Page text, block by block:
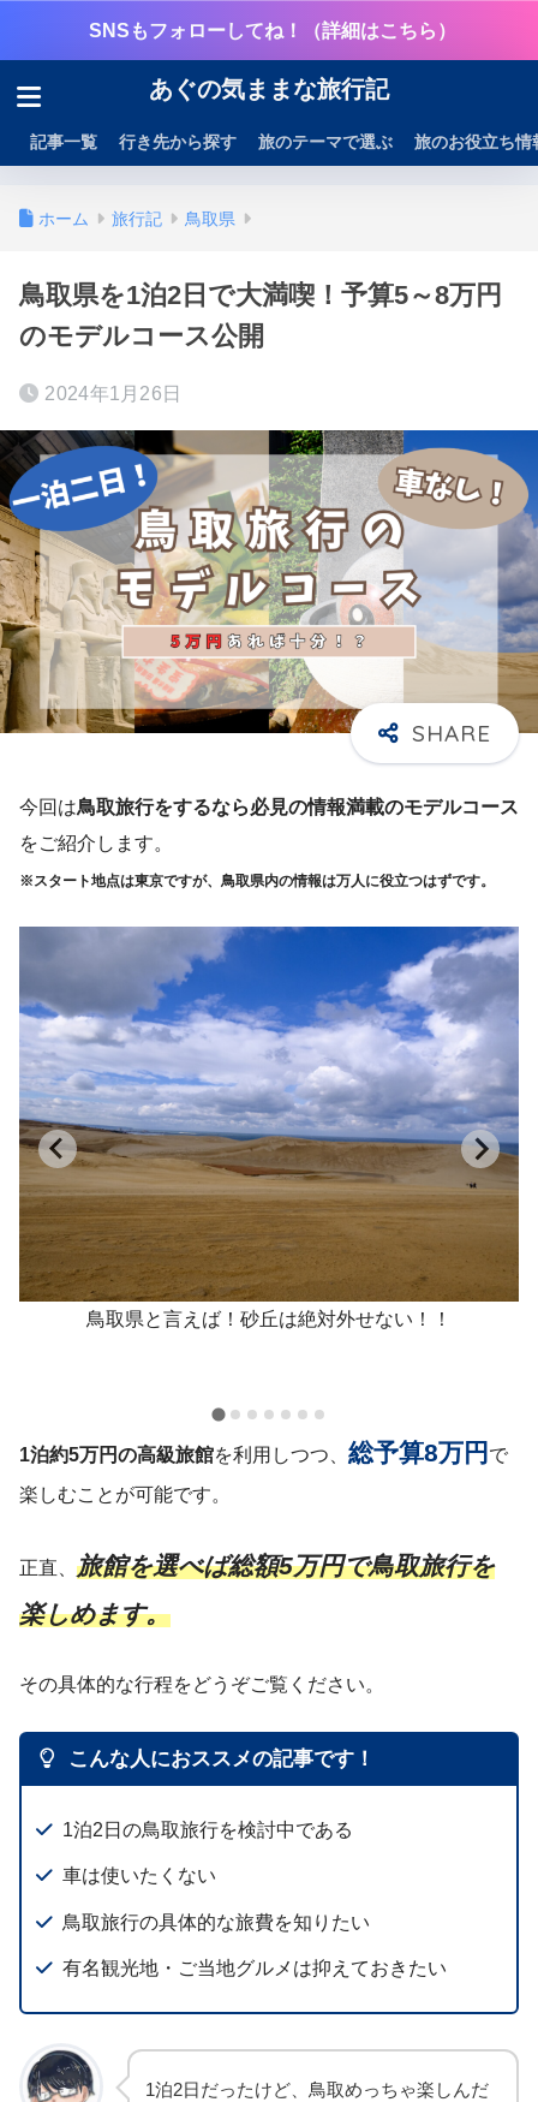
SNSもフォローしてね！（詳細はこちら）
あぐの気ままな旅行記
記事一覧 行き先から探す 旅のテーマで選ぶ 旅のお役立ち情
ホーム 旅行記 鳥取県
鳥取県を1泊2日で大満喫！予算5～8万円
のモデルコース公開
2024年1月26日
今回は鳥取旅行をするなら必見の情報満載のモデルコース
をご紹介します。
※スタート地点は東京ですが、鳥取県内の情報は万人に役立つはずです。
鳥取県と言えば！砂丘は絶対外せない！！
1泊約5万円の高級旅館を利用しつつ、 総予算8万円 で
楽しむことが可能です。
正直、 旅館を選べば総額5万円で鳥取旅行を
楽しめます。
その具体的な行程をどうぞご覧ください。
こんな人におススメの記事です！
1泊2日の鳥取旅行を検討中である
車は使いたくない
鳥取旅行の具体的な旅費を知りたい
有名観光地・ご当地グルメは抑えておきたい
1泊2日だったけど、鳥取めっちゃ楽しんだ